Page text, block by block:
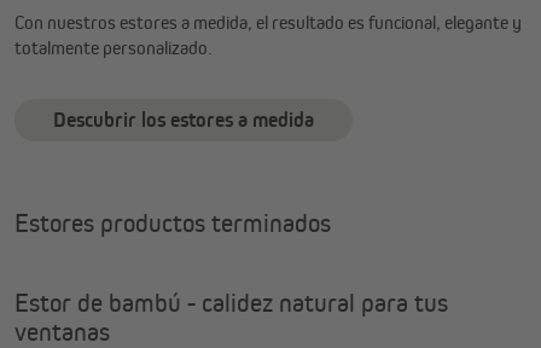
Con nuestros estores a medida, el resultado es funcional, elegante y
totalmente personalizado.
Descubrir los estores a medida
Estores productos terminados
Estor de bambú - calidez natural para tus
ventanas